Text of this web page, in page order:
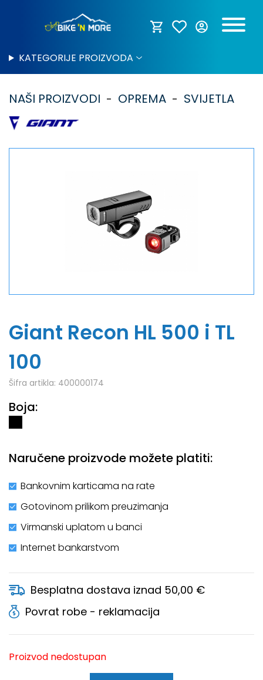
KATEGORIJE PROIZVODA
NAŠI PROIZVODI OPREMA SVIJETLA
Giant Recon HL 500 i TL
100
Šifra artikla: 400000174
Boja:
Naručene proizvode možete platiti:
Bankovnim karticama na rate
Gotovinom prilikom preuzimanja
Virmanski uplatom u banci
Internet bankarstvom
Besplatna dostava iznad 50,00 €
Povrat robe - reklamacija
Proizvod nedostupan